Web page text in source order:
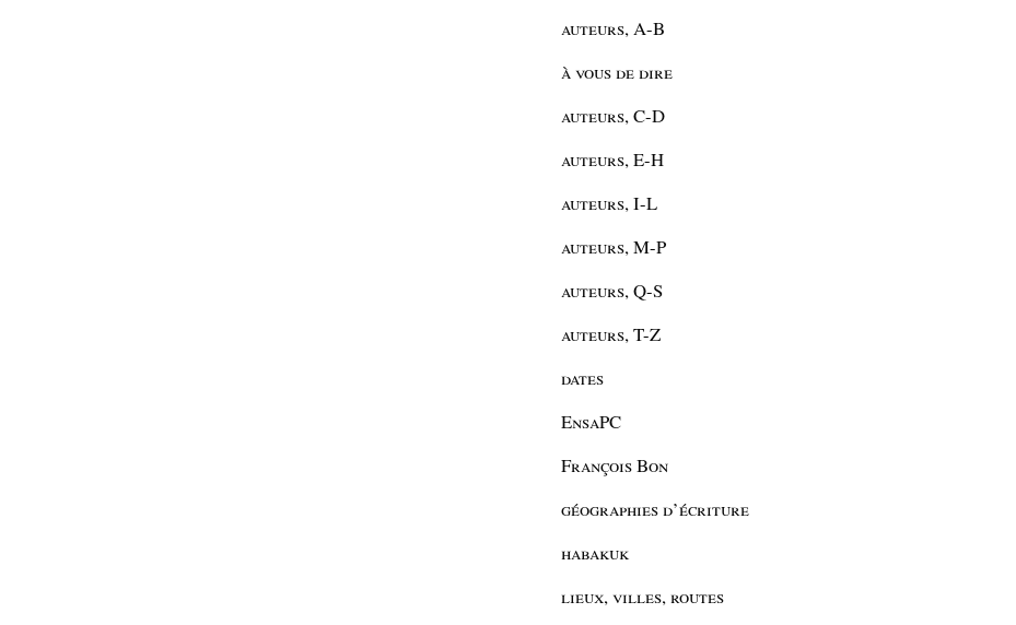
auteurs, A-B
à vous de dire
auteurs, C-D
auteurs, E-H
auteurs, I-L
auteurs, M-P
auteurs, Q-S
auteurs, T-Z
dates
EnsaPC
François Bon
géographies d’écriture
habakuk
lieux, villes, routes